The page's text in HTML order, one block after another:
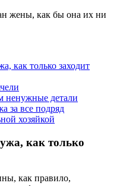
жены, как бы она их ни
как только заходит
ненужные детали
за все подряд
хозяйкой
как только
как правило,